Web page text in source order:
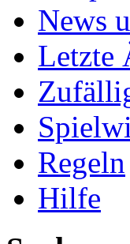
News
Letzte
Regeln
Hilfe